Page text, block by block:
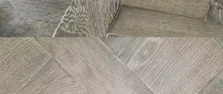
Nos experts